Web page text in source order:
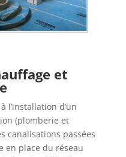
et
l’installation d’un
(plomberie et
canalisations passées
en place du réseau